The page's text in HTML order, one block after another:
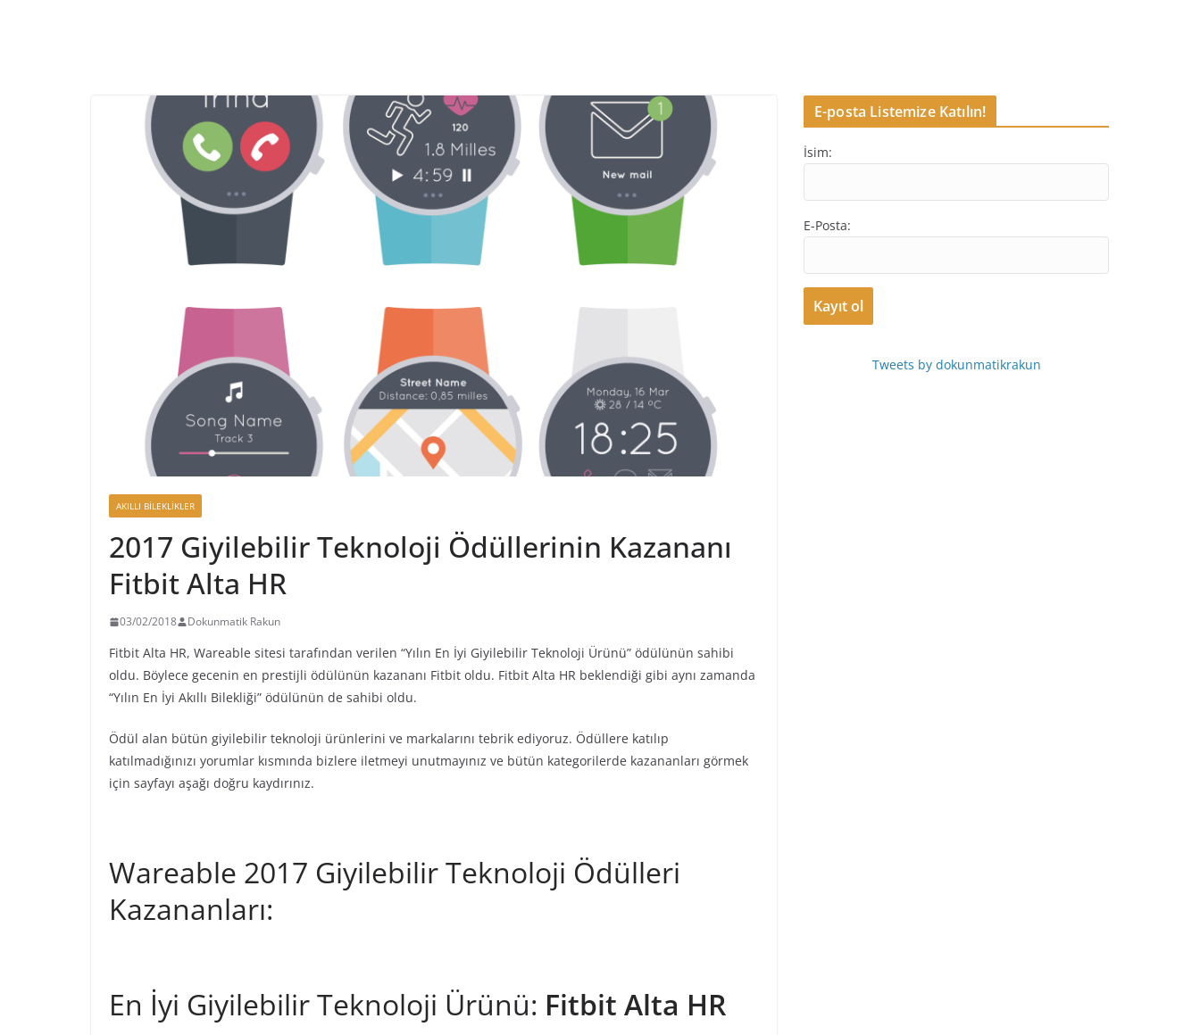
AKILLI BILEKLIKLER
2017 Giyilebilir Teknoloji Ödüllerinin Kazananı
Fitbit Alta HR
03/02/2018 Dokunmatik Rakun
Fitbit Alta HR, Wareable sitesi tarafından verilen “Yılın En İyi Giyilebilir Teknoloji Ürünü” ödülünün sahibi
oldu. Böylece gecenin en prestijli ödülünün kazananı Fitbit oldu. Fitbit Alta HR beklendiği gibi aynı zamanda
“Yılın En İyi Akıllı Bilekliği” ödülünün de sahibi oldu.
Ödül alan bütün giyilebilir teknoloji ürünlerini ve markalarını tebrik ediyoruz. Ödüllere katılıp
katılmadığınızı yorumlar kısmında bizlere iletmeyi unutmayınız ve bütün kategorilerde kazananları görmek
için sayfayı aşağı doğru kaydırınız.
Wareable 2017 Giyilebilir Teknoloji Ödülleri
Kazananları:
En İyi Giyilebilir Teknoloji Ürünü: Fitbit Alta HR
E-posta Listemize Katılın!
İsim:
E-Posta:
Tweets by dokunmatikrakun